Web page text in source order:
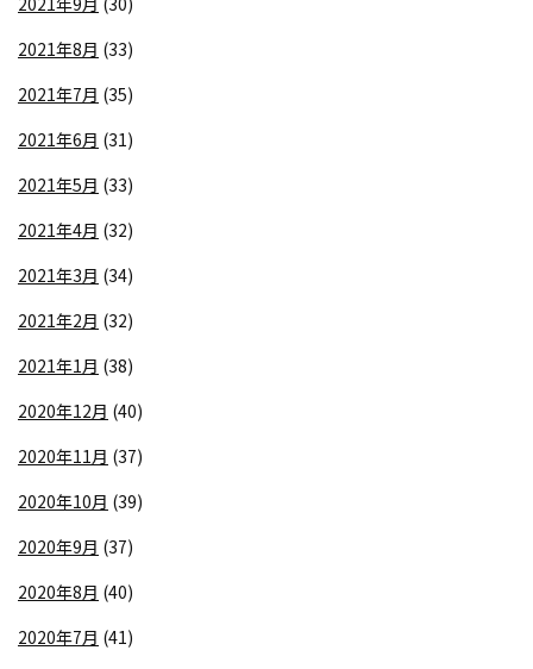
2021年8月 (33)
2021年7月 (35)
2021年6月 (31)
2021年5月 (33)
2021年4月 (32)
2021年3月 (34)
2021年2月 (32)
2021年1月 (38)
2020年12月 (40)
2020年11月 (37)
2020年10月 (39)
2020年9月 (37)
2020年8月 (40)
2020年7月 (41)